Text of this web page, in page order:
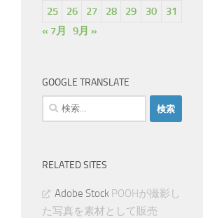
25
26 27 28 29 30
31
« 7月
9月 »
GOOGLE TRANSLATE
検
索:
RELATED SITES
Adobe Stock POOHが撮影し
た写真を素材として販売